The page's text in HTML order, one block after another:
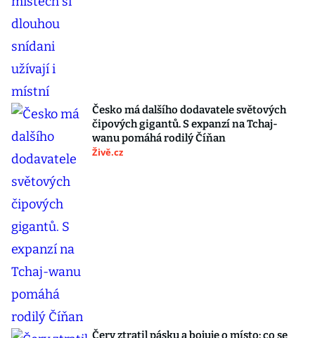
Česko má dalšího dodavatele světových
čipových gigantů. S expanzí na Tchaj-
wanu pomáhá rodilý Číňan
Živě.cz
Červ ztratil pásku a bojuje o místo: co se